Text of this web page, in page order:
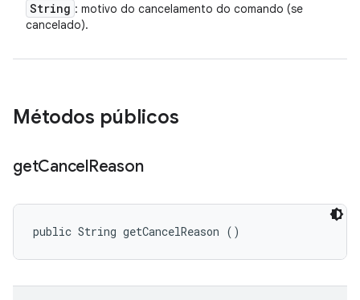
String : motivo do cancelamento do comando (se
cancelado).
Métodos públicos
getCancelReason
public String getCancelReason ()